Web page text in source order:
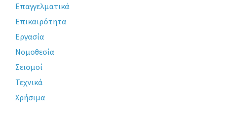
Επαγγελματικά
Επικαιρότητα
Εργασία
Νομοθεσία
Σεισμοί
Τεχνικά
Χρήσιμα